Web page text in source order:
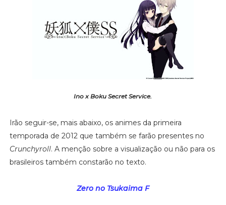
Ino x Boku Secret Service.
Irão seguir-se, mais abaixo, os animes da primeira
temporada de 2012 que também se farão presentes no
Crunchyroll. A menção sobre a visualização ou não para os
brasileiros também constarão no texto.
Zero no Tsukaima F